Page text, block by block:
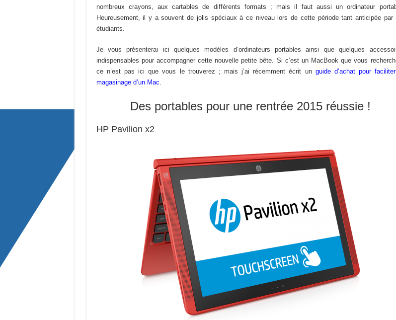
nombreux crayons, aux cartables de différents formats ; mais il faut aussi un ordinateur
Heureusement, il y a souvent de jolis spéciaux à ce niveau lors de cette période tant anticipée par
étudiants.
Je vous présenterai ici quelques modèles d’ordinateurs portables ainsi que quelques
indispensables pour accompagner cette nouvelle petite bête. Si c’est un MacBook que vous
ce n’est pas ici que vous le trouverez ; mais j’ai récemment écrit un guide d’achat pour
magasinage d’un Mac
Des portables pour une rentrée 2015 réussie !
HP Pavilion x2